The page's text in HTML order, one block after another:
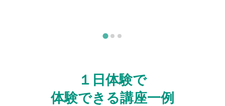
１日体験で
体験できる講座一例